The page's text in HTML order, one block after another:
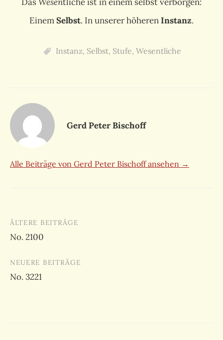
DasWesentliche ist in einem selbst verborgen:
EinemSelbst. In unserer höherenInstanz.
Instanz, Selbst, Stufe, Wesentliche
Gerd Peter Bischoff
Alle Beiträge von Gerd Peter Bischoff ansehen →
Beitragsnavigation
ÄLTERE BEITRÄGE
No. 2100
NEUERE BEITRÄGE
No. 3221